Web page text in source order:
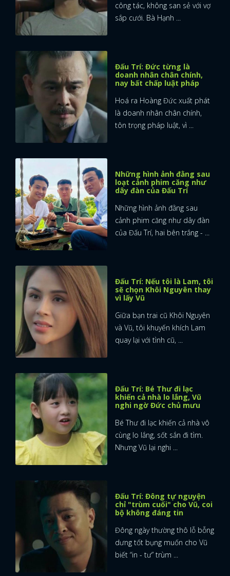
x
ĐĂNG NHẬP
công tác, không san sẻ với vợ
sắp cưới. Bà Hạnh ...
Đấu Trí: Đức từng là
doanh nhân chân chính,
nay bất chấp luật pháp
Hoá ra Hoàng Đức xuất phát
là doanh nhân chân chính,
tôn trọng pháp luật, vì ...
Những hình ảnh đằng sau
loạt cảnh phim căng như
dây đàn của Đấu Trí
Những hình ảnh đằng sau
cảnh phim căng như dây đàn
của Đấu Trí, hai bên trắng - ...
Đấu Trí: Nếu tôi là Lam, tôi
sẽ chọn Khôi Nguyên thay
vì lấy Vũ
Giữa bạn trai cũ Khôi Nguyên
và Vũ, tôi khuyến khích Lam
quay lại với tình cũ, ...
Đấu Trí: Bé Thư đi lạc
khiến cả nhà lo lắng, Vũ
nghi ngờ Đức chủ mưu
Bé Thư đi lạc khiến cả nhà vô
cùng lo lắng, sốt sắn đi tìm.
Nhưng Vũ lại nghi ...
Đấu Trí: Đông tự nguyện
chỉ "trùm cuối" cho Vũ, coi
bộ không đáng tin
Đông ngày thường thô lỗ bỗng
dưng tốt bụng muốn cho Vũ
biết “in - tư” trùm ...